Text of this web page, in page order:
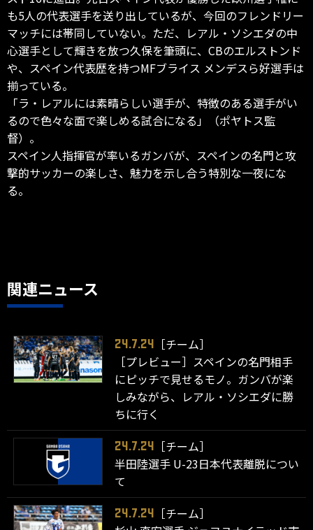
も5人の代表選手を送り出しているが、今回のフレンドリー
マッチには帯同していない。ただ、レアル・ソシエダの中
心選手として輝きを放つ久保を筆頭に、CBのエルストンド
や、スペイン代表歴を持つMFブライス メンデスら好選手は
揃っている。
「ラ・レアルには素晴らしい選手が、特徴のある選手がい
るので色々な面で楽しめる試合になる」（ポヤトス監
督）。
スペイン人指揮官が率いるガンバが、スペインの名門と攻
撃的サッカーの楽しさ、魅力を示し合う特別な一夜にな
る。
関連ニュース
24.7.24
［チーム］
［プレビュー］スペインの名門相手
にピッチで見せるモノ。ガンバが楽
しみながら、レアル・ソシエダに勝
ちに行く
24.7.24
［チーム］
半田陸選手 U-23日本代表離脱につい
て
24.7.24
［チーム］